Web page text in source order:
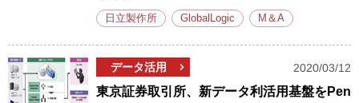
日立製作所 GlobalLogic M＆A
データ活用 2020/03/12
東京証券取引所、新データ利活用基盤をPen